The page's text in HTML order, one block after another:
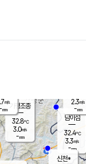
남이섬
32.4℃
3.3m/s
-mm
2.3m/s
-mm
가평조종
32.8℃
3.0m/s
-mm
신천*
m/s
-mm